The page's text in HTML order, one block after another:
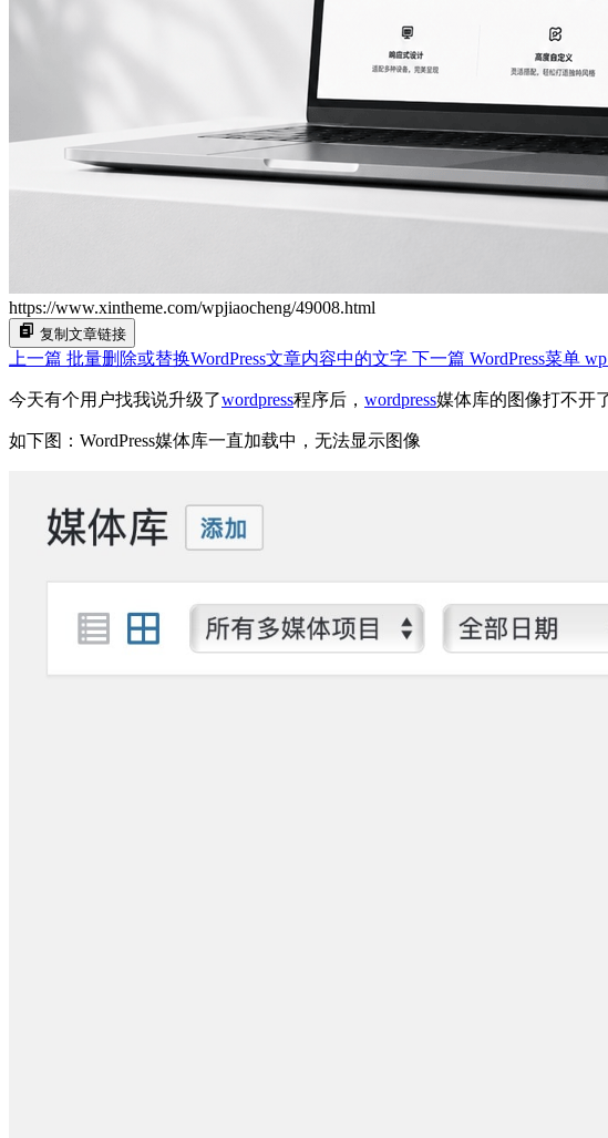
https://www.xintheme.com/wpjiaocheng/49008.html
复制文章链接
上一篇 批量删除或替换WordPress文章内容中的文字 下一篇 WordPress菜单
今天有个用户找我说升级了wordpress程序后， wordpress媒体库的图像打不开
如下图：WordPress媒体库一直加载中，无法显示图像